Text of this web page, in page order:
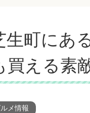
生町にあ
買える素
メ情報